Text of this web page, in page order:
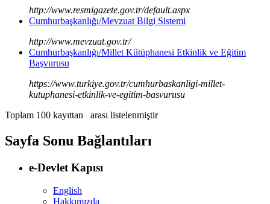
http://www.resmigazete.gov.tr/default.aspx
Cumhurbaşkanlığı/Mevzuat Bilgi Sistemi
http://www.mevzuat.gov.tr/
Cumhurbaşkanlığı/Millet Kütüphanesi Etkinlik ve Eğitim
Başvurusu
https://www.turkiye.gov.tr/cumhurbaskanligi-millet-
kutuphanesi-etkinlik-ve-egitim-basvurusu
Toplam 100 kayıttan
arası listelenmiştir
Sayfa Sonu Bağlantıları
e-Devlet Kapısı
English
Hakkımızda